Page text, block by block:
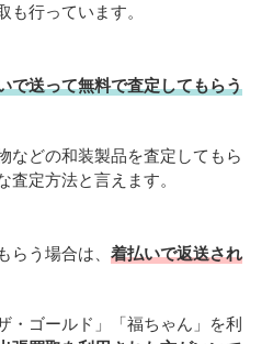
行っています。
で送って無料で査定してもらう
などの和装製品を査定してもら
定方法と言えます。
う場合は、 着払いで返送され
・ゴールド」「福ちゃん」を利